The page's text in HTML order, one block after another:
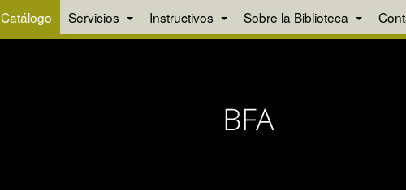
Catálogo Servicios Instructivos Sobre la Biblioteca